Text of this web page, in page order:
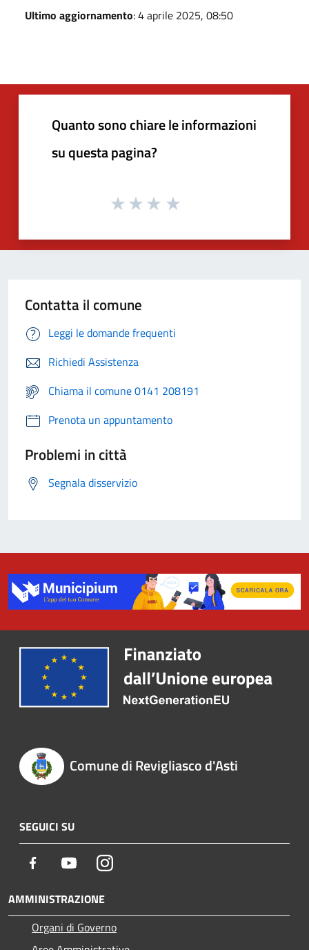
Ultimo aggiornamento: 4 aprile 2025, 08:50
Quanto sono chiare le informazioni
su questa pagina?
Contatta il comune
Leggi le domande frequenti
Richiedi Assistenza
Chiama il comune 0141 208191
Prenota un appuntamento
Problemi in città
Segnala disservizio
Comune di Revigliasco d'Asti
SEGUICI SU
Facebook YoutubeInstagram
AMMINISTRAZIONE
Organi di Governo